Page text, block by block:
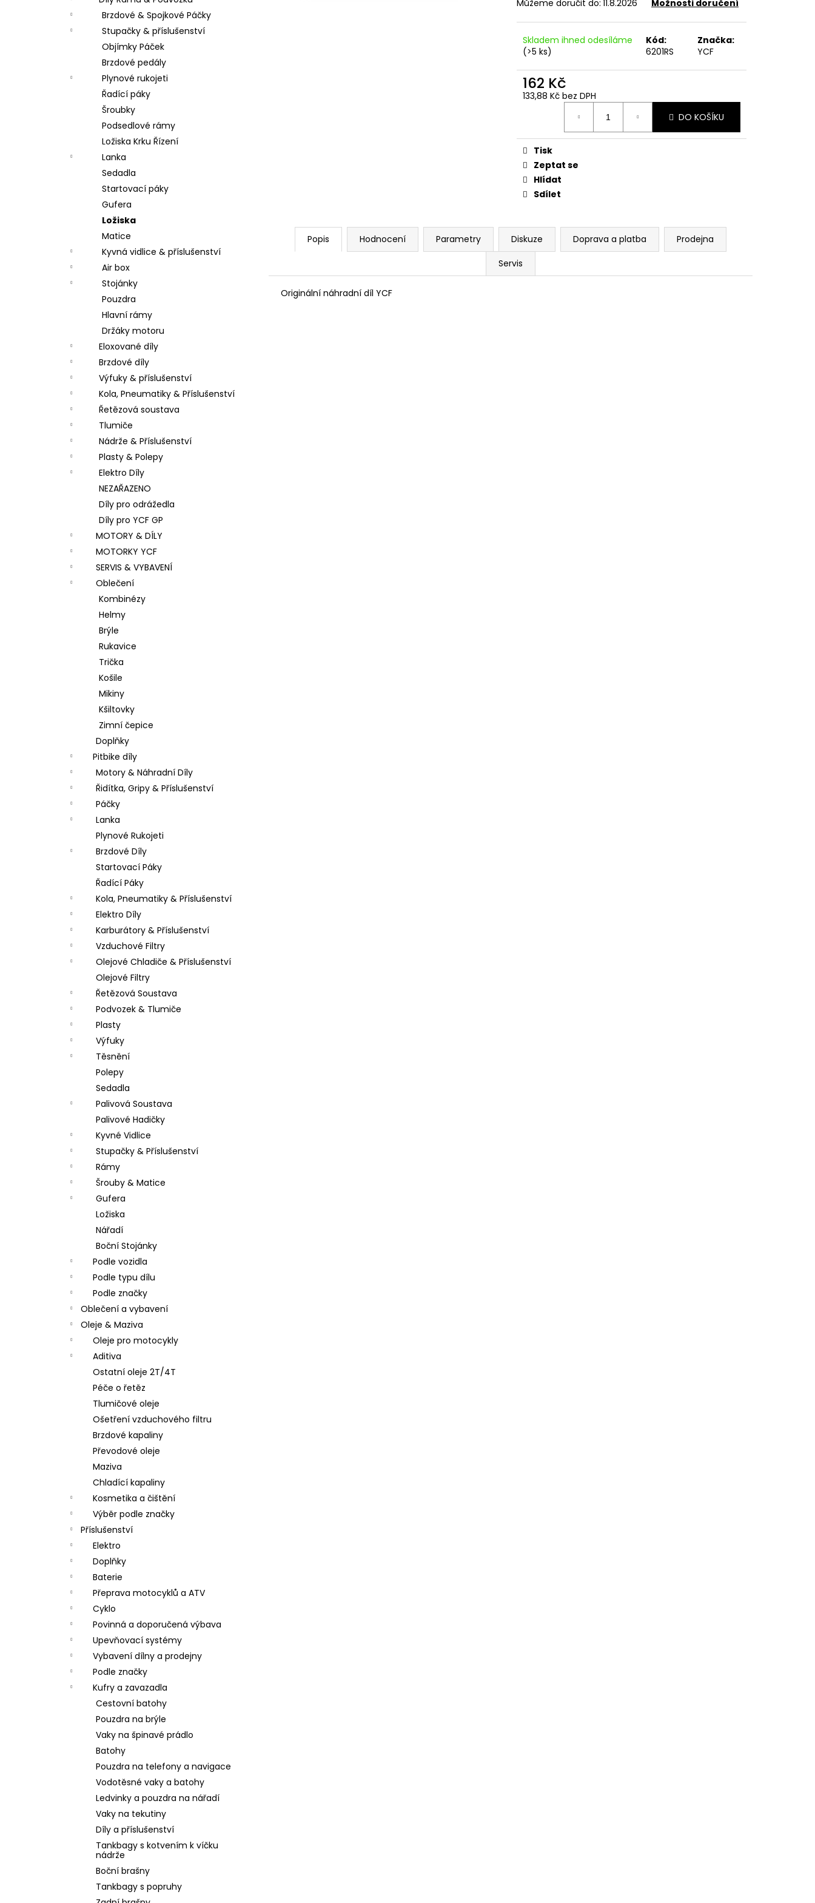
Brzdové & Spojkové Páčky
Stupačky & příslušenství
Objímky Páček
Brzdové pedály
Plynové rukojeti
Řadící páky
Šroubky
Podsedlové rámy
Ložiska Krku Řízení
Lanka
Sedadla
Startovací páky
Gufera
Ložiska
Matice
Kyvná vidlice & příslušenství
Air box
Stojánky
Pouzdra
Hlavní rámy
Držáky motoru
Eloxované díly
Brzdové díly
Výfuky & příslušenství
Kola, Pneumatiky & Příslušenství
Řetězová soustava
Tlumiče
Nádrže & Příslušenství
Plasty & Polepy
Elektro Díly
NEZAŘAZENO
Díly pro odrážedla
Díly pro YCF GP
MOTORY & DÍLY
MOTORKY YCF
SERVIS & VYBAVENÍ
Oblečení
Kombinézy
Helmy
Brýle
Rukavice
Trička
Košile
Mikiny
Kšiltovky
Zimní čepice
Doplňky
Pitbike díly
Motory & Náhradní Díly
Řidítka, Gripy & Příslušenství
Páčky
Lanka
Plynové Rukojeti
Brzdové Díly
Startovací Páky
Řadící Páky
Kola, Pneumatiky & Příslušenství
Elektro Díly
Karburátory & Příslušenství
Vzduchové Filtry
Olejové Chladiče & Příslušenství
Olejové Filtry
Řetězová Soustava
Podvozek & Tlumiče
Plasty
Výfuky
Těsnění
Polepy
Sedadla
Palivová Soustava
Palivové Hadičky
Kyvné Vidlice
Stupačky & Příslušenství
Rámy
Šrouby & Matice
Gufera
Ložiska
Nářadí
Boční Stojánky
Podle vozidla
Podle typu dílu
Podle značky
Oblečení a vybavení
Oleje & Maziva
Oleje pro motocykly
Aditiva
Ostatní oleje 2T/4T
Péče o řetěz
Tlumičové oleje
Ošetření vzduchového filtru
Brzdové kapaliny
Převodové oleje
Maziva
Chladící kapaliny
Kosmetika a čištění
Výběr podle značky
Příslušenství
Elektro
Doplňky
Baterie
Přeprava motocyklů a ATV
Cyklo
Povinná a doporučená výbava
Upevňovací systémy
Vybavení dílny a prodejny
Podle značky
Kufry a zavazadla
Cestovní batohy
Pouzdra na brýle
Vaky na špinavé prádlo
Batohy
Pouzdra na telefony a navigace
Vodotěsné vaky a batohy
Ledvinky a pouzdra na nářadí
Vaky na tekutiny
Díly a příslušenství
Tankbagy s kotvením k víčku
nádrže
Boční brašny
Tankbagy s popruhy
Můžeme doručit do: 11.8.2026 Možnosti doručení
Skladem ihned odesíláme
(>5 ks)
Kód:
6201RS
Značka:
YCF
162 Kč
133,88 Kč bez DPH
DO KOŠÍKU
Tisk
Zeptat se
Hlídat
Sdílet
Popis Hodnocení Parametry Diskuze Doprava a platba
Prodejna
Servis
Originální náhradní díl YCF
LOŽISKO KOLA 6202 2RS STOMP,
DEMONX ,WPB
70 Kč
PITBIKE DUŠE PŘEDNÍ 14 PALCŮ